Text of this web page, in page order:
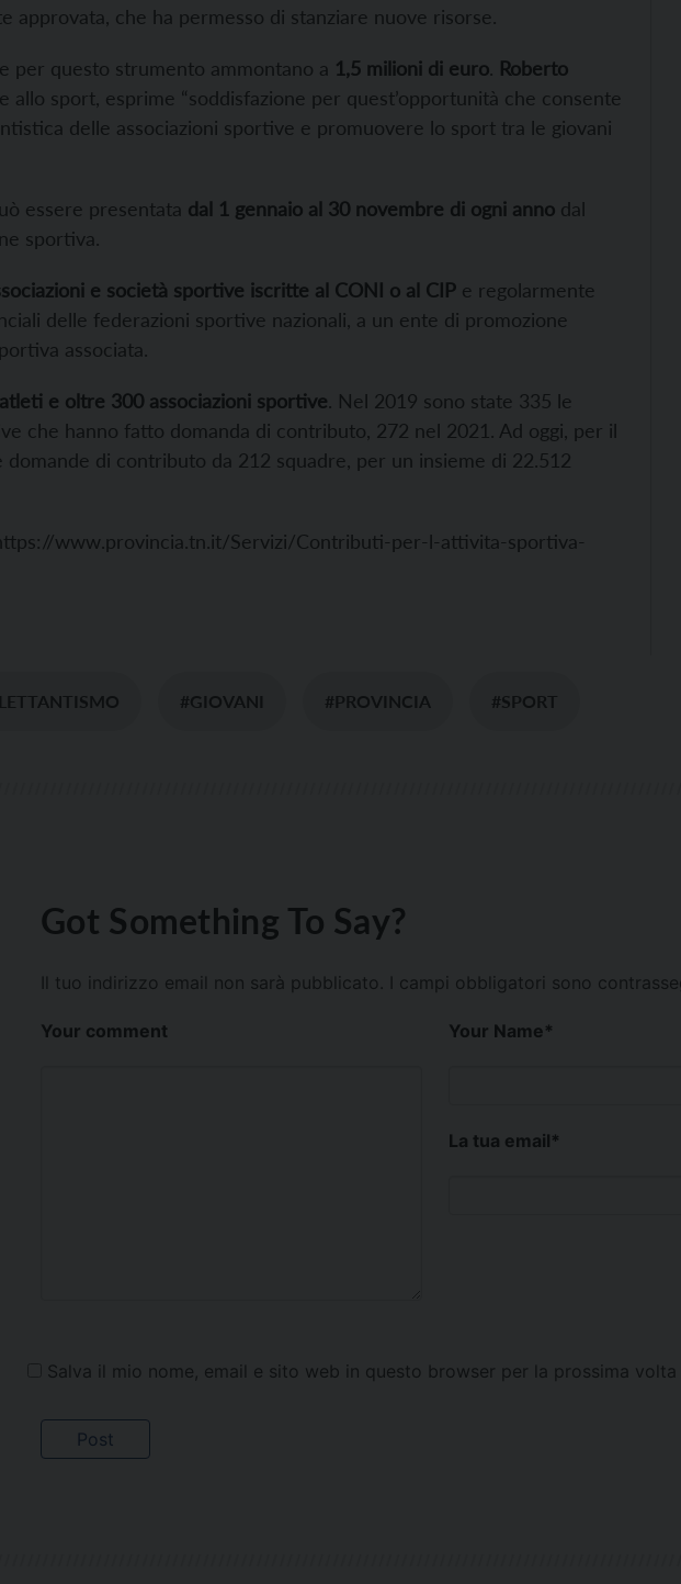
approvata, che ha permesso di stanziare nuove risorse.
per questo strumento ammontano a 1,5 milioni di euro. Roberto
allo sport, esprime “soddisfazione per quest’opportunità che consente
delle associazioni sportive e promuovere lo sport tra le giovani
essere presentata dal 1 gennaio al 30 novembre di ogni anno dal
sportiva.
e società sportive iscritte al CONI o al CIP e regolarmente
delle federazioni sportive nazionali, a un ente di promozione
associata.
e oltre 300 associazioni sportive. Nel 2019 sono state 335 le
che hanno fatto domanda di contributo, 272 nel 2021. Ad oggi, per il
domande di contributo da 212 squadre, per un insieme di 22.512
www.provincia.tn.it/Servizi/Contributi-per-l-attivita-sportiva-
#GIOVANI #PROVINCIA #SPORT
Got Something To Say?
Il tuo indirizzo email non sarà pubblicato. I campi obbligatori sono
Your comment Your Name*
La tua email*
Salva il mio nome, email e sito web in questo browser per la prossima